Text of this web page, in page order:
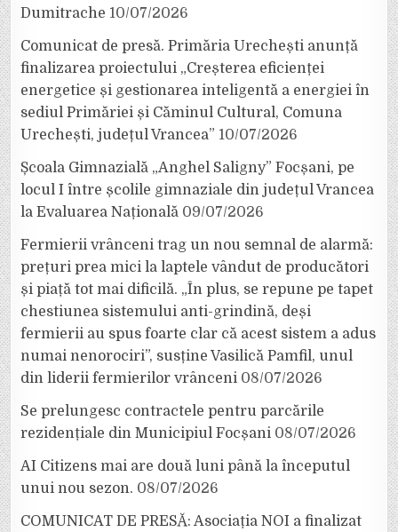
Dumitrache 10/07/2026
Comunicat de presă. Primăria Urechești anunță
finalizarea proiectului „Creșterea eficienței
energetice și gestionarea inteligentă a energiei în
sediul Primăriei și Căminul Cultural, Comuna
Urechești, județul Vrancea” 10/07/2026
Școala Gimnazială „Anghel Saligny” Focșani, pe
locul I între școlile gimnaziale din județul Vrancea
la Evaluarea Națională 09/07/2026
Fermierii vrânceni trag un nou semnal de alarmă:
prețuri prea mici la laptele vândut de producători
și piață tot mai dificilă. „În plus, se repune pe tapet
chestiunea sistemului anti-grindină, deși
fermierii au spus foarte clar că acest sistem a adus
numai nenorociri”, susține Vasilică Pamfil, unul
din liderii fermierilor vrânceni 08/07/2026
Se prelungesc contractele pentru parcările
rezidențiale din Municipiul Focșani 08/07/2026
AI Citizens mai are două luni până la începutul
unui nou sezon. 08/07/2026
COMUNICAT DE PRESĂ: Asociația NOI a finalizat